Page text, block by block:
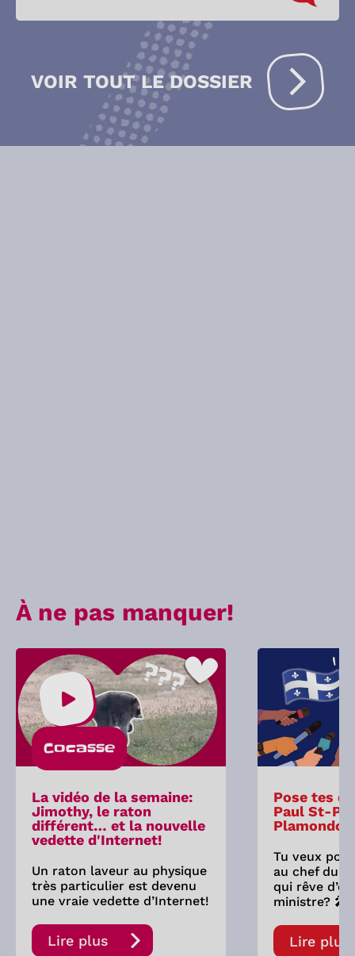
VOIR TOUT LE DOSSIER
À ne pas manquer!
Cocasse
La vidéo de la semaine:
Jimothy, le raton
différent… et la nouvelle
vedette d'Internet!
Un raton laveur au physique
très particulier est devenu
une vraie vedette d’Internet!
Lire plus
Pose tes
Paul St-
Tu veux
au chef du
qui rêve
ministre? 🎤
Lire plus